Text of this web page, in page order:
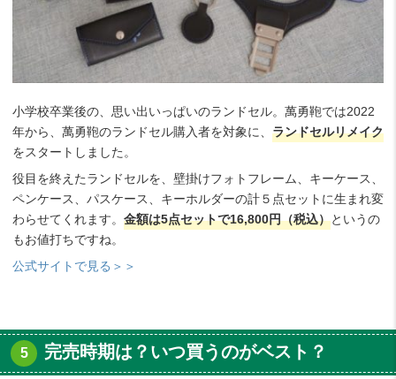
小学校卒業後の、思い出いっぱいのランドセル。萬勇鞄では2022
年から、萬勇鞄のランドセル購入者を対象に、 ランドセルリメイク
をスタートしました。
役目を終えたランドセルを、壁掛けフォトフレーム、キーケース、
ペンケース、パスケース、キーホルダーの計５点セットに生まれ変
わらせてくれます。 金額は5点セットで16,800円（税込）というの
もお値打ちですね。
公式サイトで見る＞＞
完売時期は？いつ買うのがベスト？